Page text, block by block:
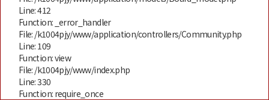
Line: 412
Function: _error_handler
File: /k1004pjy/www/application/controllers/Community.php
Line: 109
Function: view
File: /k1004pjy/www/index.php
Line: 330
Function: require_once